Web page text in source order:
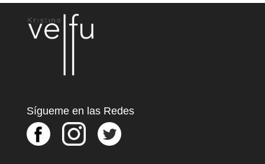
Sígueme en las Redes